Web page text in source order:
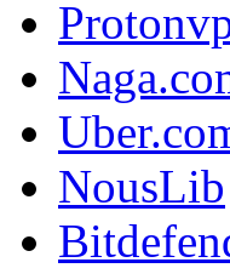
NousLib